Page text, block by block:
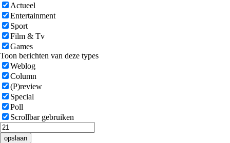
Actueel
Entertainment
Sport
Film & Tv
Games
Toon berichten van deze types
Weblog
Column
(P)review
Special
Poll
Scrollbar gebruiken
opslaan